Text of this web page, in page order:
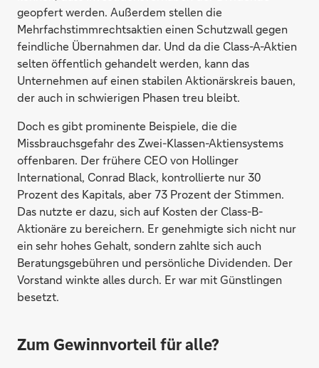
geopfert werden. Außerdem stellen die
Mehrfachstimmrechtsaktien einen Schutzwall gegen
feindliche Übernahmen dar. Und da die Class-A-Aktien
selten öffentlich gehandelt werden, kann das
Unternehmen auf einen stabilen Aktionärskreis bauen,
der auch in schwierigen Phasen treu bleibt.
Doch es gibt prominente Beispiele, die die
Missbrauchsgefahr des Zwei-Klassen-Aktiensystems
offenbaren. Der frühere CEO von Hollinger
International, Conrad Black, kontrollierte nur 30
Prozent des Kapitals, aber 73 Prozent der Stimmen.
Das nutzte er dazu, sich auf Kosten der Class-B-
Aktionäre zu bereichern. Er genehmigte sich nicht nur
ein sehr hohes Gehalt, sondern zahlte sich auch
Beratungsgebühren und persönliche Dividenden. Der
Vorstand winkte alles durch. Er war mit Günstlingen
besetzt.
Zum Gewinnvorteil für alle?